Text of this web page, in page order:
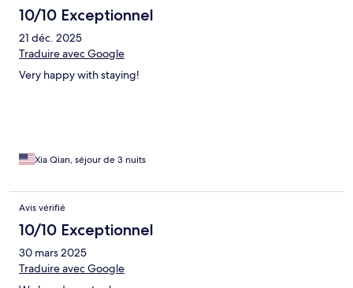
10/10 Exceptionnel
21 déc. 2025
Traduire avec Google
Very happy with staying!
Xia Qian, séjour de 3 nuits
Avis vérifié
10/10 Exceptionnel
30 mars 2025
Traduire avec Google